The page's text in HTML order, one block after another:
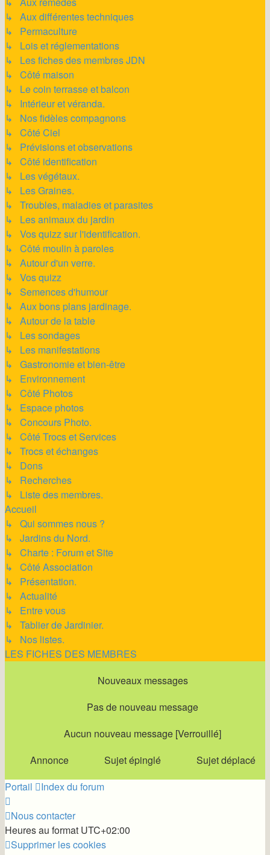
↳ Aux différentes techniques
↳ Permaculture
↳ Lois et réglementations
↳ Les fiches des membres JDN
↳ Côté maison
↳ Le coin terrasse et balcon
↳ Intérieur et véranda.
↳ Nos fidèles compagnons
↳ Côté Ciel
↳ Prévisions et observations
↳ Côté identification
↳ Les végétaux.
↳ Les Graines.
↳ Troubles, maladies et parasites
↳ Les animaux du jardin
↳ Vos quizz sur l'identification.
↳ Côté moulin à paroles
↳ Autour d'un verre.
↳ Vos quizz
↳ Semences d'humour
↳ Aux bons plans jardinage.
↳ Autour de la table
↳ Les sondages
↳ Les manifestations
↳ Gastronomie et bien-être
↳ Environnement
↳ Côté Photos
↳ Espace photos
↳ Concours Photo.
↳ Côté Trocs et Services
↳ Trocs et échanges
↳ Dons
↳ Recherches
↳ Liste des membres.
Accueil
↳ Qui sommes nous ?
↳ Jardins du Nord.
↳ Charte : Forum et Site
↳ Côté Association
↳ Présentation.
↳ Actualité
↳ Entre vous
↳ Tablier de Jardinier.
↳ Nos listes.
LES FICHES DES MEMBRES
Nouveaux messages
Pas de nouveau message
Aucun nouveau message [Verrouillé]
Annonce
Sujet épinglé
Sujet déplacé
Portail
Index du forum
Nous contacter
Heures au format UTC+02:00
Supprimer les cookies